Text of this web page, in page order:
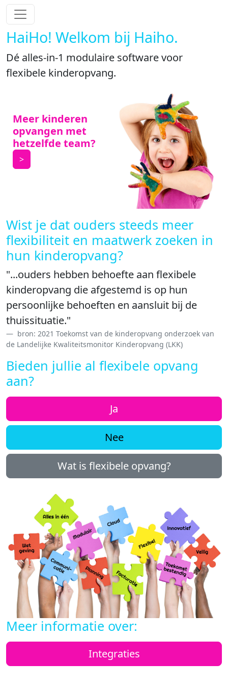
HaiHo! Welkom bij Haiho.
Dé alles-in-1 modulaire software voor
flexibele kinderopvang.
Meer kinderen
opvangen met
hetzelfde team?
>
Wist je dat ouders steeds meer
flexibiliteit en maatwerk zoeken in
hun kinderopvang?
"...ouders hebben behoefte aan flexibele
kinderopvang die afgestemd is op hun
persoonlijke behoeften en aansluit bij de
thuissituatie."
bron: 2021 Toekomst van de kinderopvang onderzoek van
de Landelijke Kwaliteitsmonitor Kinderopvang (LKK)
Bieden jullie al flexibele opvang
aan?
Ja
Nee
Wat is flexibele opvang?
Meer informatie over:
Integraties